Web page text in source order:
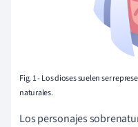
Fig. 1 - Los dioses suelen ser
naturales.
Los personajes